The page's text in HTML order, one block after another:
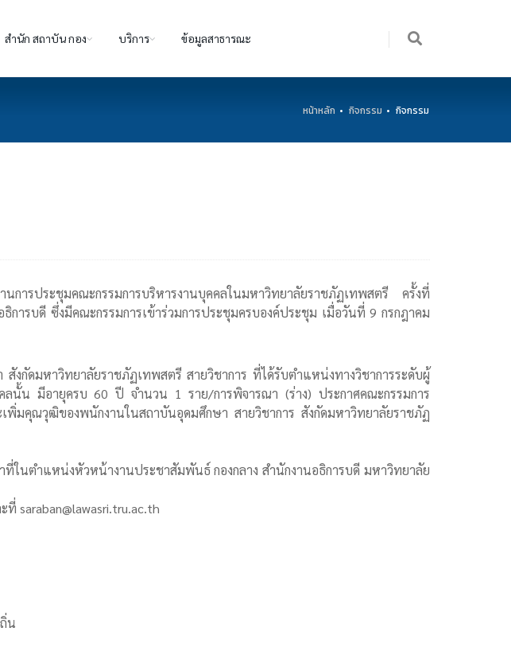
สำนัก สถาบัน กอง บริการ ข้อมูลสาธารณะ
หน้าหลัก กิจกรรม กิจกรรม
รประชุมคณะกรรมการบริหารงานบุคคลในมหาวิทยาลัยราชภัฏเทพสตรี ครั้งที่
รบดี ซึ่งมีคณะกรรมการเข้าร่วมการประชุมครบองค์ประชุม เมื่อวันที่ 9 กรกฎาคม
กัดมหาวิทยาลัยราชภัฏเทพสตรี สายวิชาการ ที่ได้รับตำแหน่งทางวิชาการระดับผู้
ลนั้น มีอายุครบ 60 ปี จำนวน 1 ราย/การพิจารณา (ร่าง) ประกาศคณะกรรมการ
มคุณวุฒิของพนักงานในสถาบันอุดมศึกษา สายวิชาการ สังกัดมหาวิทยาลัยราชภัฏ
นตำแหน่งหัวหน้างานประชาสัมพันธ์ กองกลาง สำนักงานอธิการบดี มหาวิทยาลัย
saraban@lawasri.tru.ac.th
น